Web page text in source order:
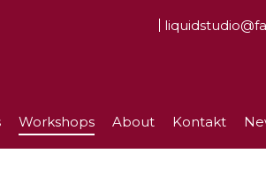
Workshops About Kontakt